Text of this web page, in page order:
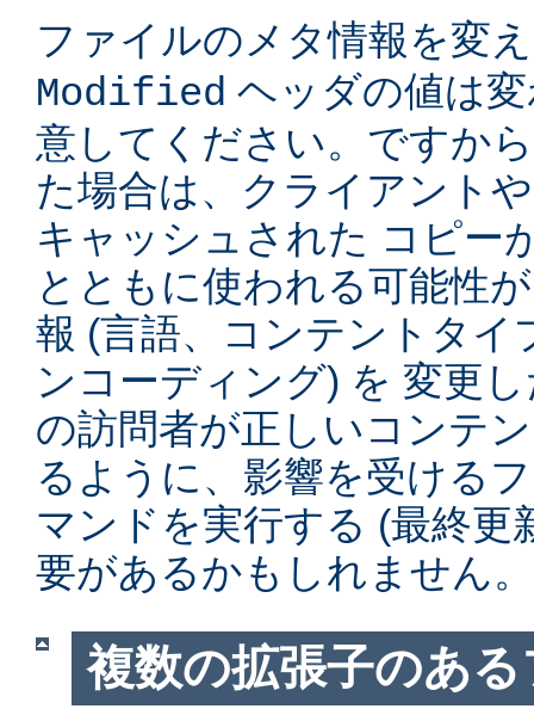
ファイルのメタ情報を変
Modified ヘッダの値は
意してください。ですか
た場合は、クライアント
キャッシュされた コピー
とともに使われる可能性
報 (言語、コンテントタイ
ンコーディング) を 変更
の訪問者が正しいコンテ
るように、影響を受ける
マンドを実行する (最終更
要があるかもしれません。
複数の拡張子のあ